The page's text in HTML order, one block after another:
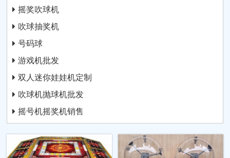
摇奖吹球机
吹球抽奖机
号码球
游戏机批发
双人迷你娃娃机定制
吹球机抛球机批发
摇号机摇奖机销售